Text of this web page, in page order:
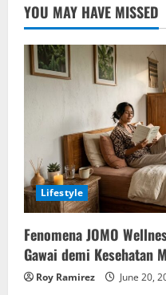
YOU MAY HAVE MISSED
Lifestyle
Fenomena JOMO
Gawai demi Kesehatan
Roy Ramirez June 20,